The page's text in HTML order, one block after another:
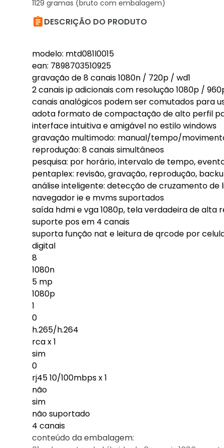
1129 gramas (bruto com embalagem)
DESCRIÇÃO DO PRODUTO
modelo: mtd081l0015
ean: 7898703510925
gravação de 8 canais 1080n / 720p / wd1
2 canais ip adicionais com resolução 1080p /
canais analógicos podem ser comutados para
adota formato de compactação de alto perfil
interface intuitiva e amigável no estilo windows
gravação multimodo: manual/tempo/
reprodução: 8 canais simultâneos
pesquisa: por horário, intervalo de tempo,
pentaplex: revisão, gravação, reprodução,
análise inteligente: detecção de cruzamento de
navegador ie e mvms suportados
saída hdmi e vga 1080p, tela verdadeira de alta
suporte pos em 4 canais
suporta função nat e leitura de qrcode por
digital
8
1080n
5 mp
1080p
1
0
h.265/h.264
rca x 1
sim
0
rj45 10/100mbps x 1
não
sim
não suportado
4 canais
conteúdo da embalagem: